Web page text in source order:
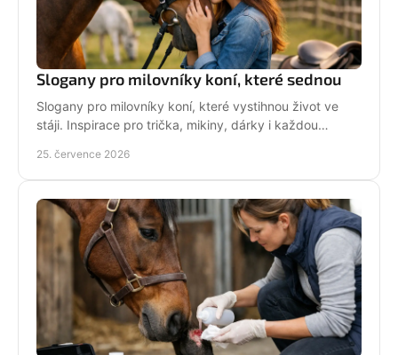
Slogany pro milovníky koní, které sednou
Slogany pro milovníky koní, které vystihnou život ve
stáji. Inspirace pro trička, mikiny, dárky i každou
25. července 2026